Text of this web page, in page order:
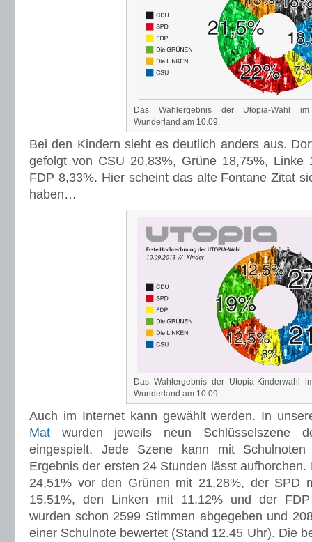
Das Wahlergebnis der Utopia-Wahl
Wunderland am 10.09.
Bei den Kindern sieht es deutlich anders aus.
gefolgt von CSU 20,83%, Grüne 18,75%, Linke
FDP 8,33%. Hier scheint das alte Fontane Zitat
haben…
Das Wahlergebnis der Utopia-Kinderwahl
Wunderland am 10.09.
Auch im Internet kann gewählt werden. In
Mat wurden jeweils neun Schlüsselszene
eingespielt. Jede Szene kann mit
Ergebnis der ersten 24 Stunden lässt
24,51% vor den Grünen mit 21,28%, der SPD
15,51%, den Linken mit 11,12% und der
wurden schon 2599 Stimmen abgegeben und
einer Schulnote bewertet (Stand 12.45 Uhr). Die